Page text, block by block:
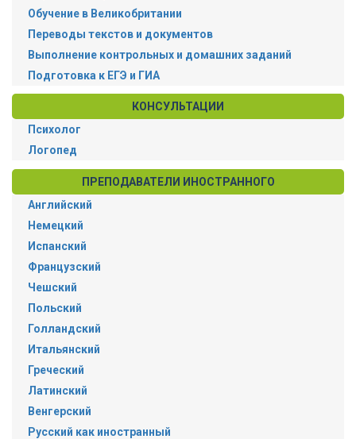
Обучение в Великобритании
Переводы текстов и документов
Выполнение контрольных и домашних заданий
Подготовка к ЕГЭ и ГИА
КОНСУЛЬТАЦИИ
Психолог
Логопед
ПРЕПОДАВАТЕЛИ ИНОСТРАННОГО
Английский
Немецкий
Испанский
Французский
Чешский
Польский
Голландский
Итальянский
Греческий
Латинский
Венгерский
Русский как иностранный